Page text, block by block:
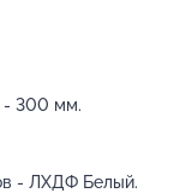
- 300 мм.
- ЛХДФ Белый.